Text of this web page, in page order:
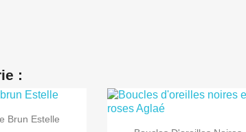
:
rapide
Brun Estelle